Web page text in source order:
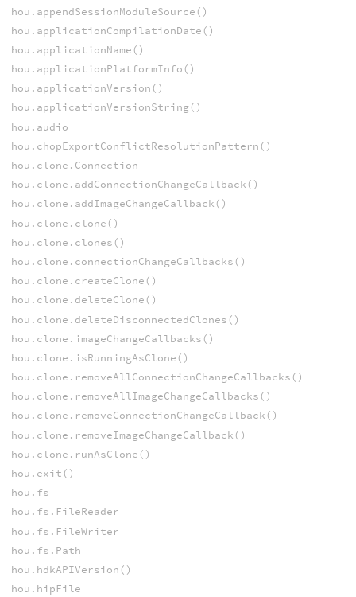
hou.appendSessionModuleSource()
hou.applicationCompilationDate()
hou.applicationName()
hou.applicationPlatformInfo()
hou.applicationVersion()
hou.applicationVersionString()
hou.audio
hou.chopExportConflictResolutionPattern()
hou.clone.Connection
hou.clone.addConnectionChangeCallback()
hou.clone.addImageChangeCallback()
hou.clone.clone()
hou.clone.clones()
hou.clone.connectionChangeCallbacks()
hou.clone.createClone()
hou.clone.deleteClone()
hou.clone.deleteDisconnectedClones()
hou.clone.imageChangeCallbacks()
hou.clone.isRunningAsClone()
hou.clone.removeAllConnectionChangeCallbacks()
hou.clone.removeAllImageChangeCallbacks()
hou.clone.removeConnectionChangeCallback()
hou.clone.removeImageChangeCallback()
hou.clone.runAsClone()
hou.exit()
hou.fs
hou.fs.FileReader
hou.fs.FileWriter
hou.fs.Path
hou.hdkAPIVersion()
hou.hipFile